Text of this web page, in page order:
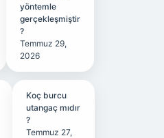
yöntemle
gerçekleşmiştir
?
Temmuz 29,
2026
Koç burcu
utangaç mıdır
?
Temmuz 27,